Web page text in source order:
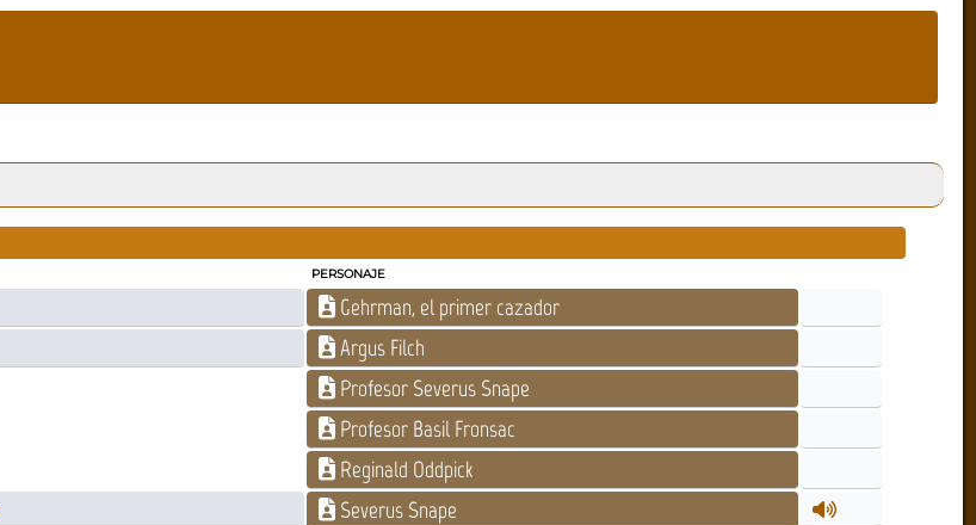
PERSONAJE
Gehrman, el primer cazador
Argus Filch
Profesor Severus Snape
Profesor Basil Fronsac
Reginald Oddpick
Severus Snape